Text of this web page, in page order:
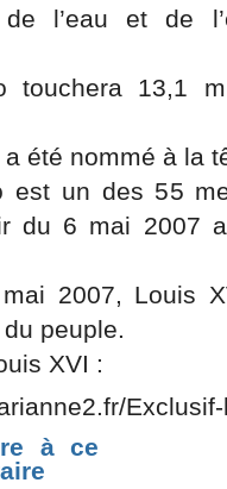
l’eau et de
touchera 13,1
été nommé à la
est un des 55
du 6 mai 2007
2007, Louis
du peuple.
XVI :